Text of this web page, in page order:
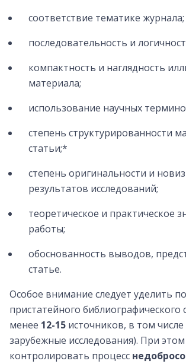
соответствие тематике журнала;
последовательность и
компактность и наглядность
материала;
использование научных
степень структурированности
статьи;*
степень оригинальности и
результатов исследований;
теоретическое и практическое
работы;
обоснованность выводов,
статье.
Особое внимание следует уделить
пристатейного библиографического
менее 12-15 источников, в том
зарубежные исследования). При
контролировать процесс